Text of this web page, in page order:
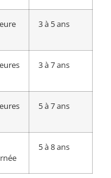
3 à 5 ans
3 à 7 ans
5 à 7 ans
5 à 8 ans